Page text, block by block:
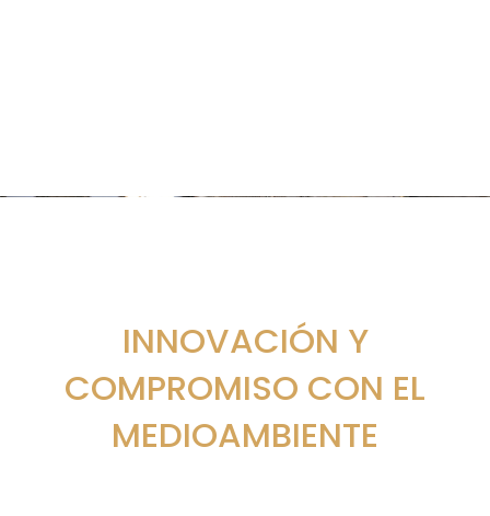
INNOVACIÓN Y
COMPROMISO CON EL
MEDIOAMBIENTE